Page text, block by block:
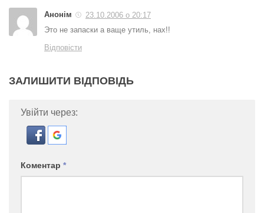
Анонім
23.10.2006 о 20:17
Это не запаски а ваще утиль, нах!!
Відповісти
ЗАЛИШИТИ ВІДПОВІДЬ
Увійти через:
Коментар *